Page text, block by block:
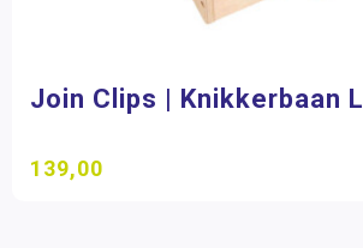
Join Clips | Knikkerbaan L
139,00